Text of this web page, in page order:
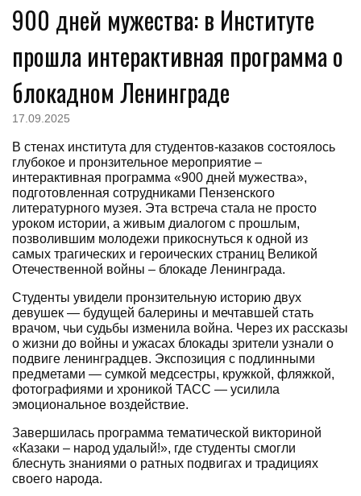
900 дней мужества: в Институте
прошла интерактивная программа о
блокадном Ленинграде
17.09.2025
В стенах института для студентов-казаков состоялось
глубокое и пронзительное мероприятие –
интерактивная программа «900 дней мужества»,
подготовленная сотрудниками Пензенского
литературного музея. Эта встреча стала не просто
уроком истории, а живым диалогом с прошлым,
позволившим молодежи прикоснуться к одной из
самых трагических и героических страниц Великой
Отечественной войны – блокаде Ленинграда.
Студенты увидели пронзительную историю двух
девушек — будущей балерины и мечтавшей стать
врачом, чьи судьбы изменила война. Через их рассказы
о жизни до войны и ужасах блокады зрители узнали о
подвиге ленинградцев. Экспозиция с подлинными
предметами — сумкой медсестры, кружкой, фляжкой,
фотографиями и хроникой ТАСС — усилила
эмоциональное воздействие.
Завершилась программа тематической викториной
«Казаки – народ удалый!», где студенты смогли
блеснуть знаниями о ратных подвигах и традициях
своего народа.